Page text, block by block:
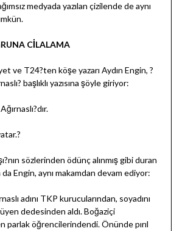
medyada yazılan çizilende de aynı
CİLALAMA
ve T24?ten köşe yazarı Aydın Engin, ?
başlıklı yazısına şöyle giriyor:
sözlerinden ödünç alınmış gibi duran
Engin, aynı makamdan devam ediyor:
adını TKP kurucularından, soyadını
dedesinden aldı. Boğaziçi
parlak öğrencilerindendi. Önünde pırıl